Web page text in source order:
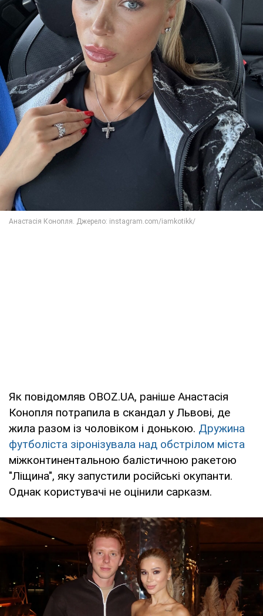
Як повідомляв OBOZ.UA, раніше Анастасія
Конопля потрапила в скандал у Львові, де
жила разом із чоловіком і донькою. Дружина
футболіста зіронізувала над обстрілом міста
міжконтинентальною балістичною ракетою
"Ліщина", яку запустили російські окупанти.
Однак користувачі не оцінили сарказм.